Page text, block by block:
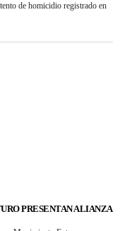
de homicidio registrado en
PRESENTAN ALIANZA